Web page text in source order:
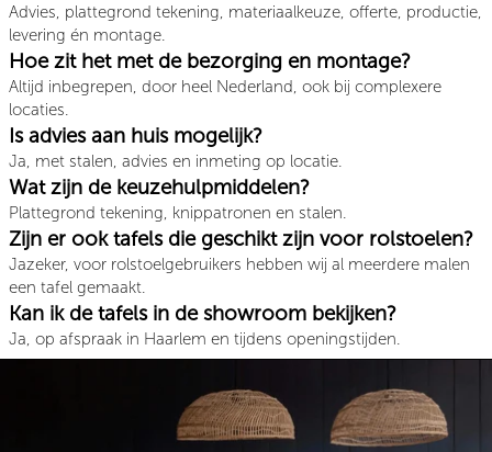
Advies, plattegrond tekening, materiaalkeuze, offerte, productie,
levering én montage.
Hoe zit het met de bezorging en montage?
Altijd inbegrepen, door heel Nederland, ook bij complexere
locaties.
Is advies aan huis mogelijk?
Ja, met stalen, advies en inmeting op locatie.
Wat zijn de keuzehulpmiddelen?
Plattegrond tekening, knippatronen en stalen.
Zijn er ook tafels die geschikt zijn voor rolstoelen?
Jazeker, voor rolstoelgebruikers hebben wij al meerdere malen
een tafel gemaakt.
Kan ik de tafels in de showroom bekijken?
Ja, op afspraak in Haarlem en tijdens openingstijden.